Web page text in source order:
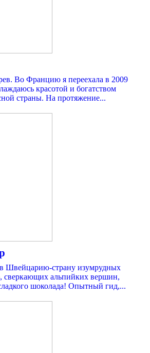
Во Францию я переехала в 2009
красотой и богатством
страны. На протяжение...
Швейцарию-страну изумрудных
сверкающих альпийких вершин,
шоколада! Опытный гид,...